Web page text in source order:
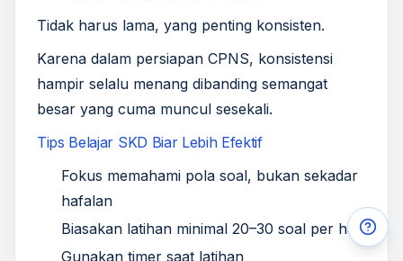
Tidak harus lama, yang penting konsisten.
Karena dalam persiapan CPNS, konsistensi
hampir selalu menang dibanding semangat
besar yang cuma muncul sesekali.
Tips Belajar SKD Biar Lebih Efektif
Fokus memahami pola soal, bukan sekadar
hafalan
Biasakan latihan minimal 20–30 soal per hari
Gunakan timer saat latihan